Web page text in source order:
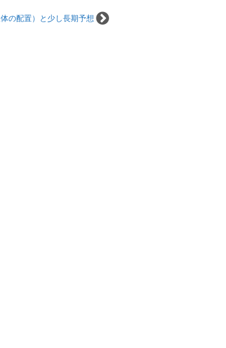
の配置）と少し長期予想